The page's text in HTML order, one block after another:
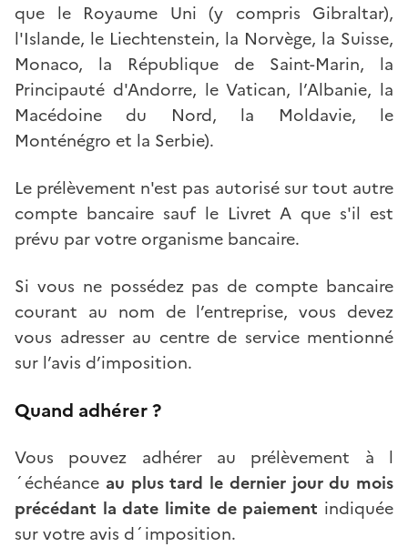
que le Royaume Uni (y compris Gibraltar),
l'Islande, le Liechtenstein, la Norvège, la Suisse,
Monaco, la République de Saint-Marin, la
Principauté d'Andorre, le Vatican, l’Albanie, la
Macédoine du Nord, la Moldavie, le
Monténégro et la Serbie).
Le prélèvement n'est pas autorisé sur tout autre
compte bancaire sauf le Livret A que s'il est
prévu par votre organisme bancaire.
Si vous ne possédez pas de compte bancaire
courant au nom de l’entreprise, vous devez
vous adresser au centre de service mentionné
sur l’avis d’imposition.
Quand adhérer ?
Vous pouvez adhérer au prélèvement à l
´échéance au plus tard le dernier jour du mois
précédant la date limite de paiement indiquée
sur votre avis d´imposition.